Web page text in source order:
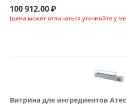
100 912.00₽
(цена может отличаться уточняйте у
Витрина для ингредиентов